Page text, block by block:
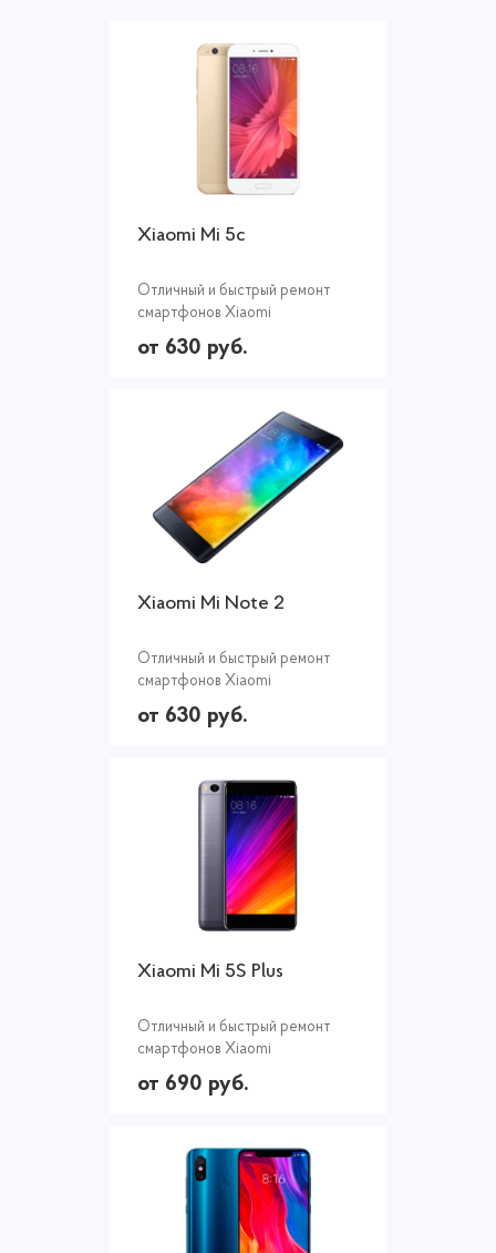
Xiaomi Mi 5c
Отличный и быстрый ремонт
смартфонов Xiaomi
от 630 руб.
Xiaomi Mi Note 2
Отличный и быстрый ремонт
смартфонов Xiaomi
от 630 руб.
Xiaomi Mi 5S Plus
Отличный и быстрый ремонт
смартфонов Xiaomi
от 690 руб.